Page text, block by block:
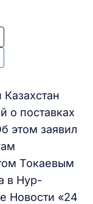
о поставках
этом заявил
Токаевым
в Нур-
Новости «24